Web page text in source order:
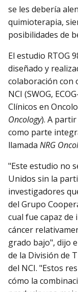
se les debería
quimioterapia,
posibilidades de
El estudio RTOG
diseñado y
colaboración con
NCI (SWOG,
Clínicos en
Oncology). A
como parte
llamada NRG
"Este estudio no
Unidos sin la
investigadores
del Grupo
cual fue capaz
cáncer
grado bajo", dijo
de la División de
del NCI. "Estos
cómo la